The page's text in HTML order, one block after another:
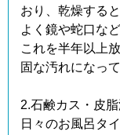
おり、乾燥する
よく鏡や蛇口な
これを半年以上
固な汚れになっ
2.石鹸カス・皮
日々のお風呂タ